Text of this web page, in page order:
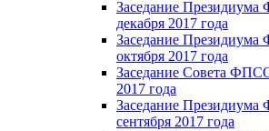
Заседание
декабря 2017 года
Заседание
октября 2017 года
Заседание Совета
2017 года
Заседание
сентября 2017 года